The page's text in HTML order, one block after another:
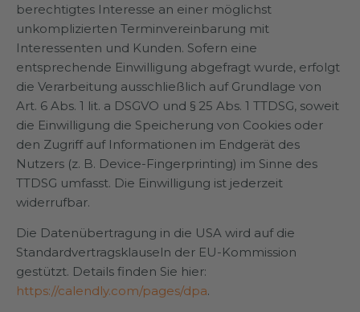
berechtigtes Interesse an einer möglichst
unkomplizierten Terminvereinbarung mit
Interessenten und Kunden. Sofern eine
entsprechende Einwilligung abgefragt wurde, erfolgt
die Verarbeitung ausschließlich auf Grundlage von
Art. 6 Abs. 1 lit. a DSGVO und § 25 Abs. 1 TTDSG, soweit
die Einwilligung die Speicherung von Cookies oder
den Zugriff auf Informationen im Endgerät des
Nutzers (z. B. Device-Fingerprinting) im Sinne des
TTDSG umfasst. Die Einwilligung ist jederzeit
widerrufbar.
Die Datenübertragung in die USA wird auf die
Standardvertragsklauseln der EU-Kommission
gestützt. Details finden Sie hier:
https://calendly.com/pages/dpa.